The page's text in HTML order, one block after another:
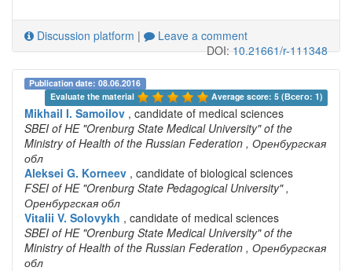
Discussion platform |
Leave a comment
DOI:10.21661/r-111348
Publication date: 08.06.2016
Evaluate the material
Average score: 5 (Всего: 1)
Mikhail I. Samoilov , candidate of medical sciences
SBEI of HE "Orenburg State Medical University" of the
Ministry of Health of the Russian Federation , Оренбургская
обл
Aleksei G. Korneev , candidate of biological sciences
FSEI of HE "Orenburg State Pedagogical University" ,
Оренбургская обл
Vitalii V. Solovykh , candidate of medical sciences
SBEI of HE "Orenburg State Medical University" of the
Ministry of Health of the Russian Federation , Оренбургская
обл